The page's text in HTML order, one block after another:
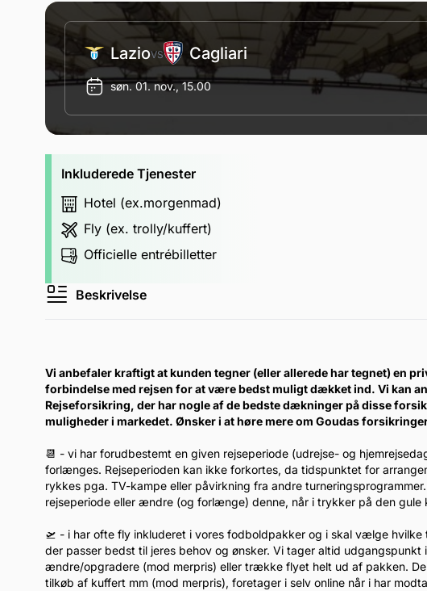
LazioVS Cagliari
søn. 01. nov., 15.00
Inkluderede Tjenester
Hotel (ex.morgenmad)
Fly (ex. trolly/kuffert)
Officielle entrébilletter
Beskrivelse
Vi anbefaler kraftigt at kunden tegner (eller allerede har tegnet) en
forbindelse med rejsen for at være bedst muligt dækket ind. Vi kan
Rejseforsikring, der har nogle af de bedste dækninger på disse
muligheder i markedet. Ønsker i at høre mere om Goudas
📆 - vi har forudbestemt en given rejseperiode (udrejse- og
forlænges. Rejseperioden kan ikke forkortes, da tidspunktet for
rykkes pga. TV-kampe eller påvirkning fra andre
rejseperiode eller ændre (og forlænge) denne, når i trykker på den
🛫 - i har ofte fly inkluderet i vores fodboldpakker og i skal vælge
der passer bedst til jeres behov og ønsker. Vi tager altid
ændre/opgradere (mod merpris) eller trække flyet helt ud af pakken.
tilkøb af kuffert mm (mod merpris), foretager i selv online når i har